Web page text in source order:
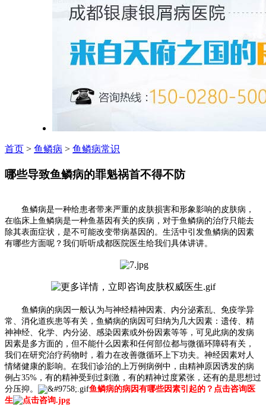
首页 > 鱼鳞病 > 鱼鳞病常识
哪些导致鱼鳞病的罪魁祸首不得不防
鱼鳞病是一种给患者带来严重的皮肤损害和形象影响的皮肤病，
在临床上鱼鳞病是一种鱼基因有关的疾病，对于鱼鳞病的治疗只能去
除其表面症状，是不可能改变带病基因的。生活中引发鱼鳞病的因素
有哪些方面呢？我们听听成都医院医生给我们具体讲讲。
鱼鳞病的病因一般认为与神经精神因素、内分泌紊乱、免疫学异
常、消化道疾患等有关，鱼鳞病的病因可归纳为几大因素：遗传、精
神神经、化学、内分泌、感染因素或外份因素等等，可见此病的发病
因素是多方面的，但不能什么因素和任何部位都与微循环障碍有关，
我们在研究治疗药物时，着力在改善微循环上下功夫。神经因素对人
情绪健康的影响。在我们诊治的上万例病例中，由精神原因诱发的病
例占35%，有的精神受到过刺激，有的精神过度紧张，还有的是思想过
分压抑。
鱼鳞病的病因有哪些因素引起的？点击咨询医
生